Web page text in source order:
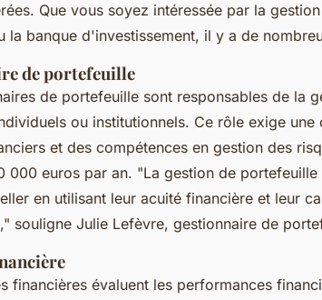
Que vous soyez intéressée par la
la banque d'investissement, il y a de
de portefeuille
de portefeuille sont responsables de la
ou institutionnels. Ce rôle exige
et des compétences en gestion des
000 euros par an. "La gestion de
en utilisant leur acuité financière et leur
souligne Julie Lefèvre, gestionnaire de
financières évaluent les performances